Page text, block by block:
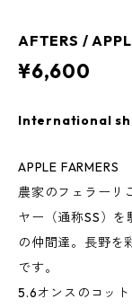
AFTERS /
¥6,600
International
APPLE FARMERS
農家のフェラーリ
ヤー（通称SS）
の仲間達。長野を
です。
5.6オンスのコッ